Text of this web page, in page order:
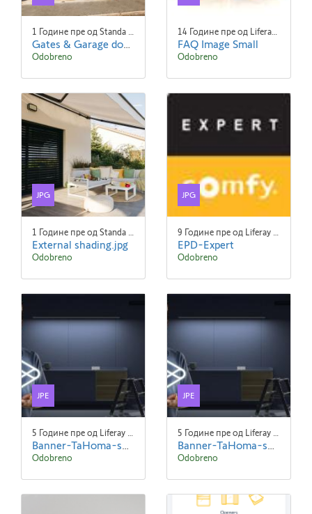
1 Године пре од Standa Blaha
Gates & Garage doors.jpg
Odobreno
14 Године пре од Liferay Admin Liferay Admin
FAQ Image Small
Odobreno
JPG
1 Године пре од Standa Blaha
External shading.jpg
Odobreno
JPG
9 Године пре од Liferay Admin Liferay Admin
EPD-Expert
Odobreno
JPE
5 Године пре од Liferay Admin Liferay Admin
Banner-TaHoma-suitev2.jpeg
Odobreno
JPE
5 Године пре од Liferay Admin Liferay Admin
Banner-TaHoma-suitev2 (1).jpeg
Odobreno